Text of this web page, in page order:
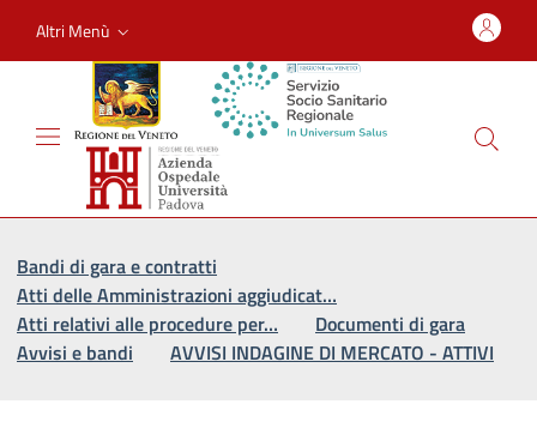
Altri Menù
Bandi di gara e contratti
Atti delle Amministrazioni aggiudicat…
Atti relativi alle procedure per…
Documenti di gara
Avvisi e bandi
AVVISI INDAGINE DI MERCATO - ATTIVI